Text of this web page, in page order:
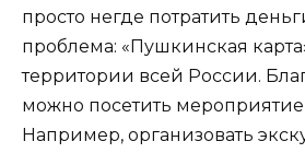
просто негде потратить
проблема: «Пушкинская
территории всей России.
можно посетить
Например, организовать